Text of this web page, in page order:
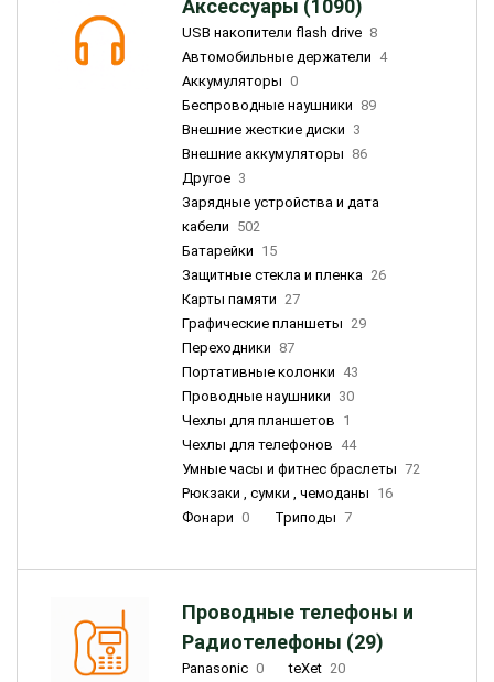
Аксессуары (1090)
USB накопители flash drive 8
Автомобильные держатели 4
Аккумуляторы 0
Беспроводные наушники 89
Внешние жесткие диски 3
Внешние аккумуляторы 86
Другое 3
Зарядные устройства и дата
кабели 502
Батарейки 15
Защитные стекла и пленка 26
Карты памяти 27
Графические планшеты 29
Переходники 87
Портативные колонки 43
Проводные наушники 30
Чехлы для планшетов 1
Чехлы для телефонов 44
Умные часы и фитнес браслеты 72
Рюкзаки , сумки , чемоданы 16
Фонари 0 Триподы 7
Проводные телефоны и
Радиотелефоны (29)
Panasonic 0 teXet 20